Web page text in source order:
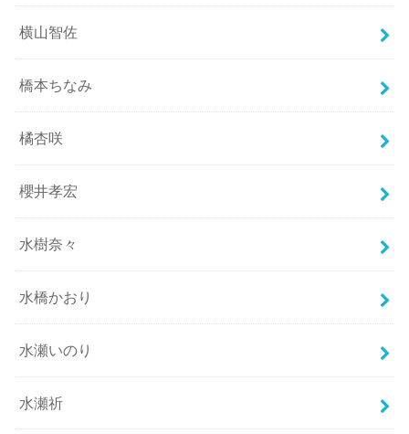
横山智佐
橋本ちなみ
橘杏咲
櫻井孝宏
水樹奈々
水橋かおり
水瀬いのり
水瀬祈